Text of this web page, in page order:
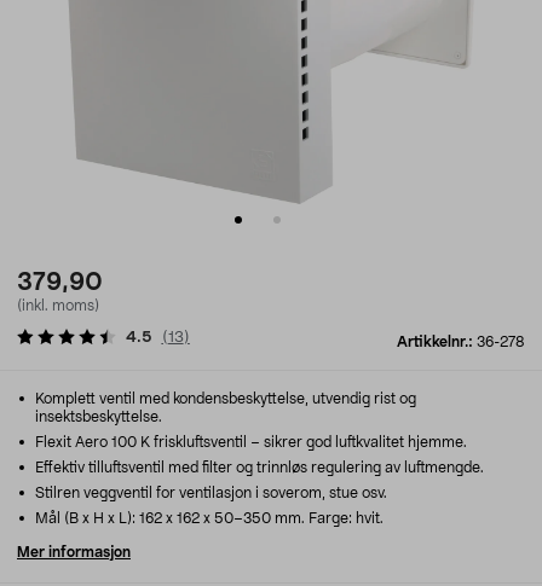
379,90
(inkl. moms)
Artikkelnr.: 36-278
4.5 (13)
Komplett ventil med kondensbeskyttelse, utvendig rist og
insektsbeskyttelse.
Flexit Aero 100 K friskluftsventil – sikrer god luftkvalitet hjemme.
Effektiv tilluftsventil med filter og trinnløs regulering av luftmengde.
Stilren veggventil for ventilasjon i soverom, stue osv.
Mål (B x H x L): 162 x 162 x 50–350 mm. Farge: hvit.
Mer informasjon